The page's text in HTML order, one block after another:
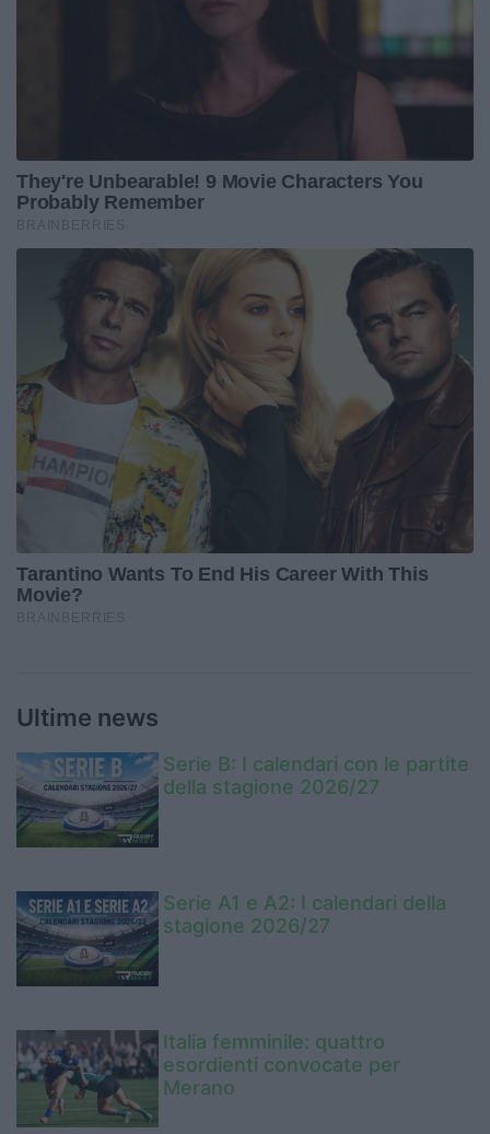
Ultime news
Serie B: I calendari con le partite
della stagione 2026/27
Serie A1 e A2: I calendari della
stagione 2026/27
Italia femminile: quattro
esordienti convocate per
Merano